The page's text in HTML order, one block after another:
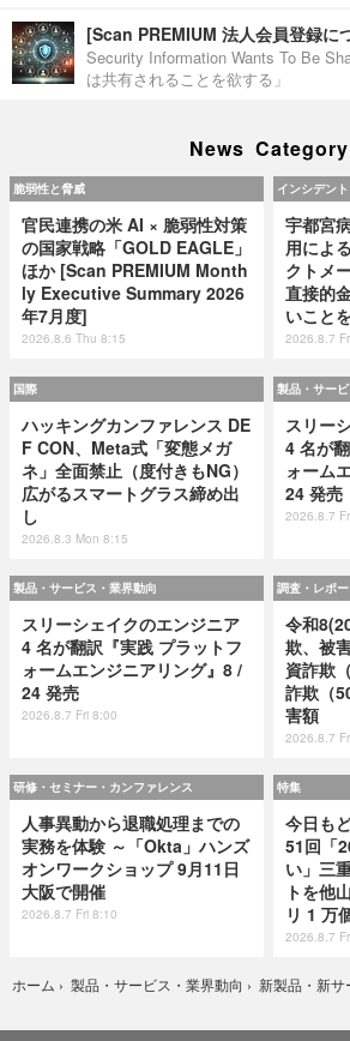
[Scan PREMIUM 法人会員登録に
Security Information Wants To Be
は共有されることを欲する」
News Category
脆弱性と脅威
官民連携の米 AI × 脆弱性対策
の国家戦略「GOLD EAGLE」
ほか [Scan PREMIUM Month
ly Executive Summary 2026
年7月度]
2026.8.6 Thu 8:15
インシデン
宇都宮
用によ
クトメ
直接的
いこと
2026.8.7
国際
ハッキングカンファレンス DE
F CON、Meta式「変態メガ
ネ」全面禁止（度付きもNG）
広がるスマートグラス締め出
し
2026.8.3 Mon 8:15
製品・サー
スリー
4 名が
ォーム
24 発売
2026.8.7
製品・サービス・業界動向
スリーシェイクのエンジニア
4 名が翻訳『実践 プラットフ
ォームエンジニアリング』8 /
24 発売
2026.8.7 Fri 8:00
調査・レポ
令和
欺、被
資詐欺
詐欺（
害額
2026.8.7
研修・セミナー・カンファレンス
人事異動から退職処理までの
実務を体験 ～「Okta」ハンズ
オンワークショップ 9月11日
大阪で開催
2026.8.7 Fri 8:10
特集
今日も
51回「
い」三
トを他
リ 1 万
2026.8.7
ホーム › 製品・サービス・業界動向 › 新製品・新サ